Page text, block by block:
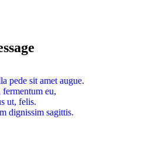
pede sit amet augue.
fermentum eu,
ut, felis.
dignissim sagittis.